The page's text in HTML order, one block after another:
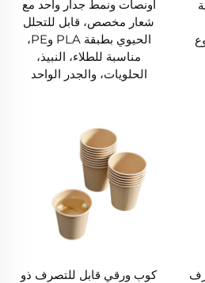
أونصات ونمط جدار واحد مع
شعار مخصص، قابل للتحلل
الحيوي بطبقة PLA وPE،
مناسبة للطلاء، النبيذ،
الحلويات، والجدر الواحد
كوب ورقي قابل للتصرف ذو